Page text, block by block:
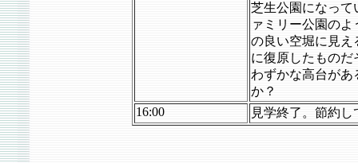
芝生公園になって
ァミリー公園の
の良い空堀に見え
に復原したもの
わずかな高台が
か？
16:00
見学終了。節約